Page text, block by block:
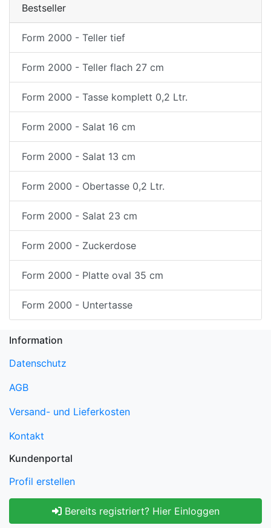
Bestseller
Form 2000 - Teller tief
Form 2000 - Teller flach 27 cm
Form 2000 - Tasse komplett 0,2 Ltr.
Form 2000 - Salat 16 cm
Form 2000 - Salat 13 cm
Form 2000 - Obertasse 0,2 Ltr.
Form 2000 - Salat 23 cm
Form 2000 - Zuckerdose
Form 2000 - Platte oval 35 cm
Form 2000 - Untertasse
Information
Datenschutz
AGB
Versand- und Lieferkosten
Kontakt
Kundenportal
Profil erstellen
Bereits registriert? Hier Einloggen